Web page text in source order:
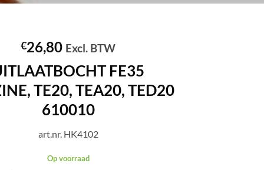
€26,80 Excl. BTW
FE35
TE20, TEA20, TED20
610010
art.nr. HK4102
Op voorraad